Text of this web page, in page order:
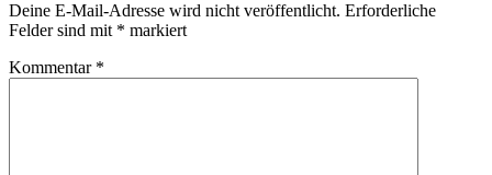
Deine E-Mail-Adresse wird nicht veröffentlicht. Erforderliche
Felder sind mit * markiert
Kommentar *